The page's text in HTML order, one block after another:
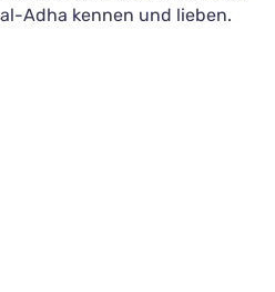
Adha kennen und lieben.